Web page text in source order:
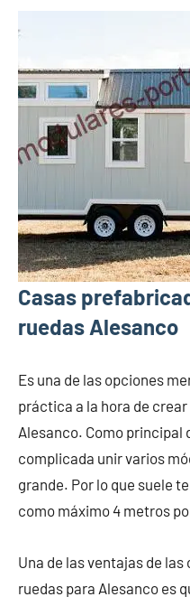
Casas
ruedas Alesanco
Es una de las opciones
práctica a la hora de
Alesanco. Como principal
complicada unir varios
grande. Por lo que suele
como máximo 4 metros
Una de las ventajas de
ruedas para Alesanco es